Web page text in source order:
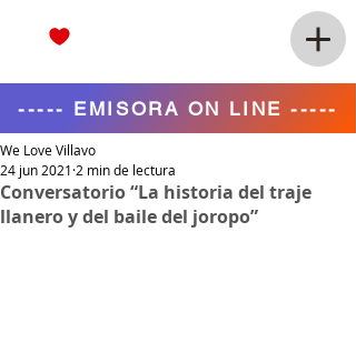
----- EMISORA ON LINE -----
Conversatorio “La historia del traje
llanero y del baile del joropo”
We Love Villavo
24 jun 2021 2 min de lectura